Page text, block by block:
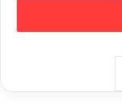
48 घंटे के भीतर सीधे बैंक
भुगतान ने किसान को
हितग्राही श्री कोयना ने